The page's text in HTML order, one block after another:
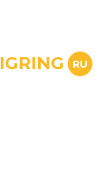
IGRING RU